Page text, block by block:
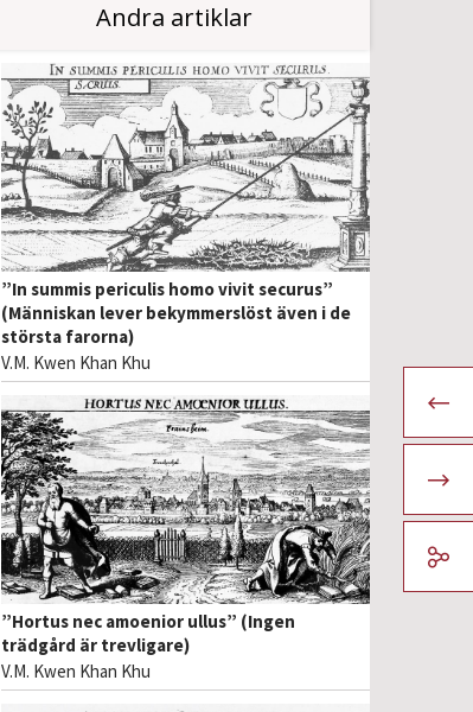
Andra artiklar
”In summis periculis homo vivit securus”
(Människan lever bekymmerslöst även i de
största farorna)
V.M. Kwen Khan Khu
”Hortus nec amoenior ullus” (Ingen
trädgård är trevligare)
V.M. Kwen Khan Khu